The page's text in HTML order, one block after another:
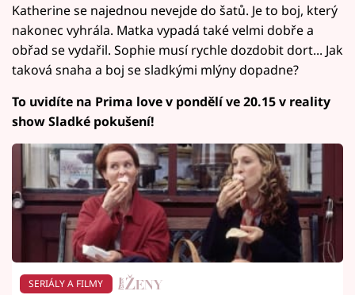
Katherine se najednou nevejde do šatů. Je to boj, který
nakonec vyhrála. Matka vypadá také velmi dobře a
obřad se vydařil. Sophie musí rychle dozdobit dort... Jak
taková snaha a boj se sladkými mlýny dopadne?
To uvidíte na Prima love v pondělí ve 20.15 v reality
show Sladké pokušení!
SERIÁLY A FILMY